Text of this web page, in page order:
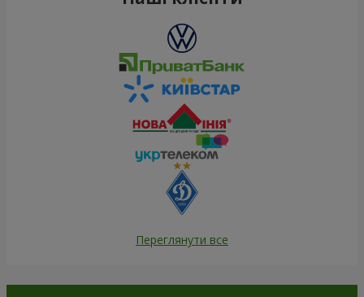
Переглянути все